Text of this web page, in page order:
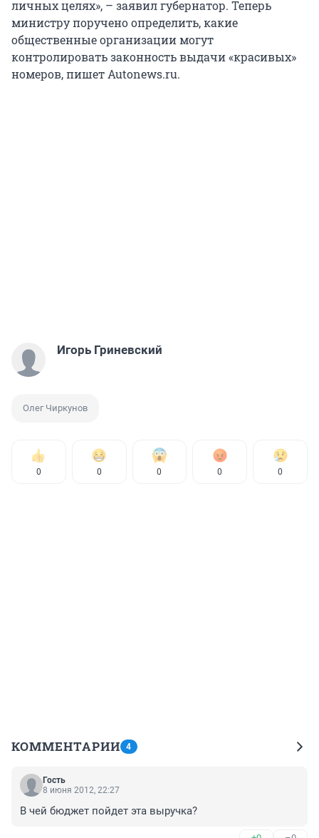
личных целях», – заявил губернатор. Теперь
министру поручено определить, какие
общественные организации могут
контролировать законность выдачи «красивых»
номеров, пишет Autonews.ru.
Игорь Гриневский
Олег Чиркунов
0 0 0 0 0
КОММЕНТАРИИ 4
Гость
8 июня 2012, 22:27
В чей бюджет пойдет эта выручка?